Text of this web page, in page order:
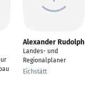
Alexander Rudolph
Landes- und
Regionalplaner
Eichstätt